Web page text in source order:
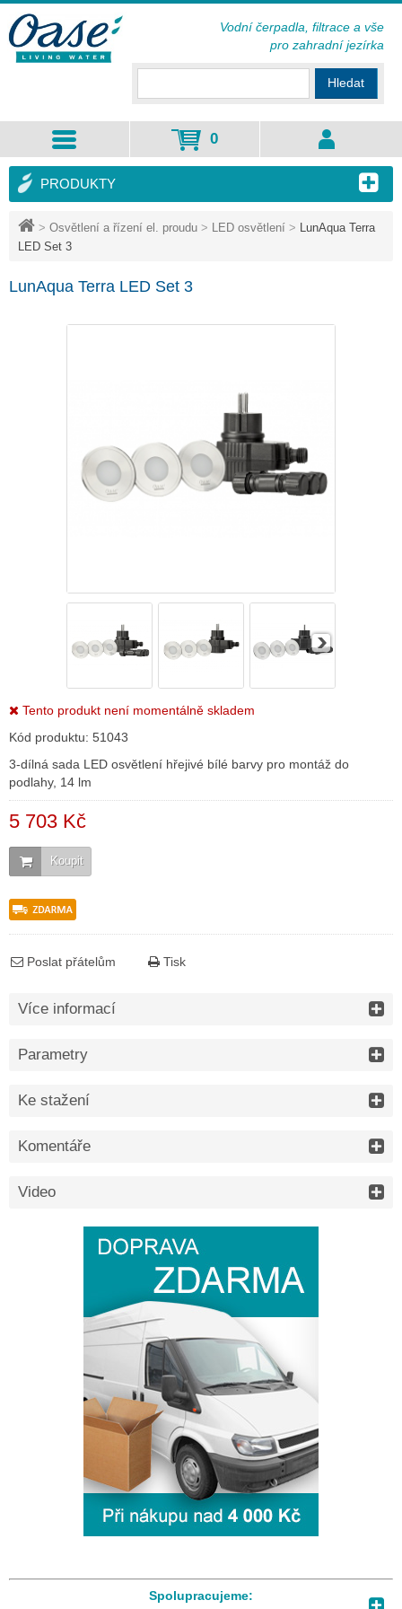
> Osvětlení a řízení el. proudu > LED osvětlení > LunAqua Terra
LED Set 3
LunAqua Terra LED Set 3
Tento produkt není momentálně skladem
Kód produktu: 51043
3-dílná sada LED osvětlení hřejivé bílé barvy pro montáž do
podlahy, 14 lm
5 703 Kč
Koupit
Poslat přátelům Tisk
Více informací
Parametry
Ke stažení
Komentáře
Video
PRODUKTY
Spolupracujeme:
Hledat
0
Vodní čerpadla, filtrace a vše
pro zahradní jezírka